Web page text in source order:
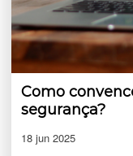
Como
segurança?
18 jun 2025